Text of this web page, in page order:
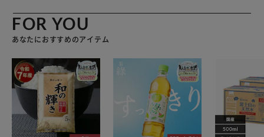
FOR YOU
あなたにおすすめのアイテム